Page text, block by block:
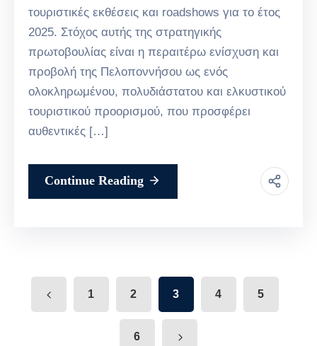
τουριστικές εκθέσεις και roadshows για το έτος
2025. Στόχος αυτής της στρατηγικής
πρωτοβουλίας είναι η περαιτέρω ενίσχυση και
προβολή της Πελοποννήσου ως ενός
ολοκληρωμένου, πολυδιάστατου και ελκυστικού
τουριστικού προορισμού, που προσφέρει
αυθεντικές […]
Continue Reading
1 2 3 4 5
6